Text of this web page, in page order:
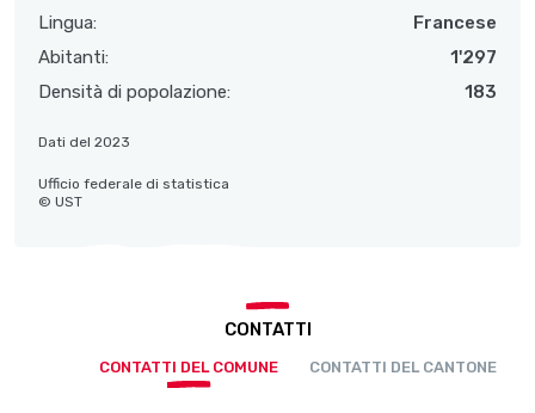
Lingua:
Francese
Abitanti:
1'297
Densità di popolazione:
183
Dati del 2023
Ufficio federale di statistica
© UST
CONTATTI
CONTATTI DEL COMUNE CONTATTI DEL CANTONE